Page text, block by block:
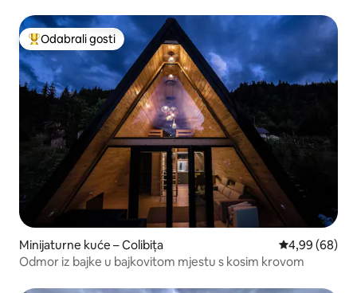
Među najviše rangiranima s oznakom „Odabrali gosti”
Odabrali gosti
Minijaturne kuće – Colibița Prosječna
4,99 (68)
Odmor iz bajke u bajkovitom mjestu s kosim krovom